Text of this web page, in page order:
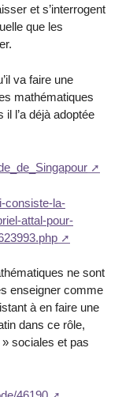
et s’interrogent
que les
va faire une
mathématiques
l’a déjà adoptée
consiste-la-
attal-pour-
ne sont
enseigner comme
à en faire une
dans ce rôle,
sociales et pas